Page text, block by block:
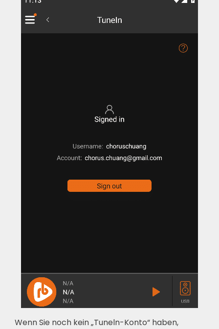
Wenn Sie noch kein „Tuneln-Konto“ haben,